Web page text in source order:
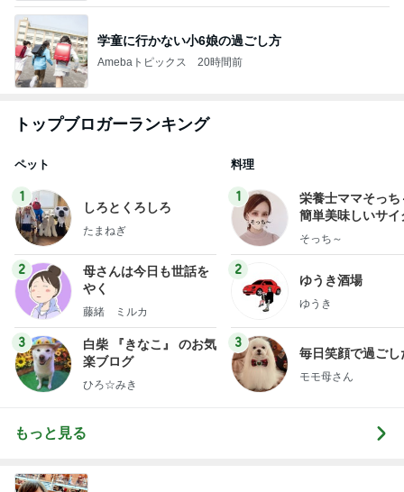
学童に行かない小6娘の過ごし方
Amebaトピックス 20時間前
トップブロガーランキング
ペット
1
しろとくろしろ
たまねぎ
2
母さんは今日も世話を
やく
藤緒 ミルカ
3
白柴 『きなこ』 のお気
楽ブログ
ひろ☆みき
料理
1
栄養士ママそっち
簡単美味しいサイ
献立
そっち～
2
ゆうき酒場
ゆうき
3
毎日笑顔で過ごし
モモ母さん
もっと見る